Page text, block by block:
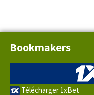
Bookmakers
Télécharger 1xBet